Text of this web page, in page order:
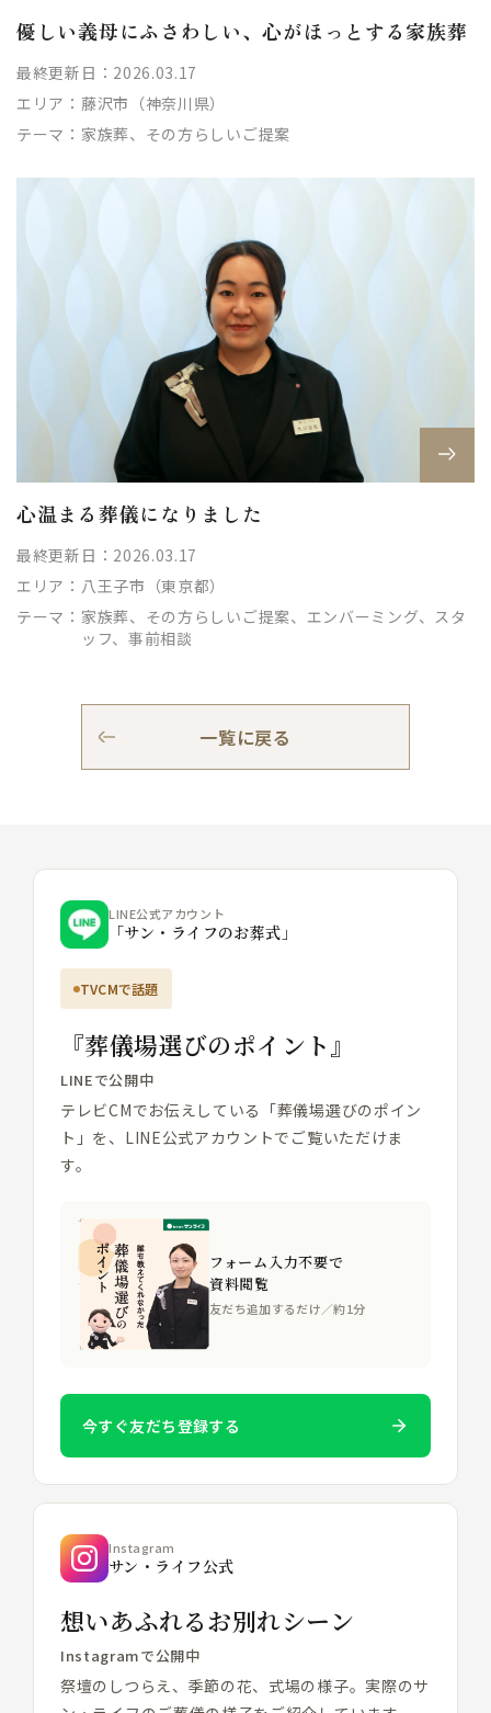
優しい義母にふさわしい、心がほっとする家族葬
最終更新日：2026.03.17
エリア： 藤沢市（神奈川県）
テーマ： 家族葬、その方らしいご提案
心温まる葬儀になりました
最終更新日：2026.03.17
エリア： 八王子市（東京都）
テーマ： 家族葬、その方らしいご提案、エンバーミング、スタ
ッフ、事前相談
一覧に戻る
LINE公式アカウント
「サン・ライフのお葬式」
TVCMで話題
『葬儀場選びのポイント』
LINEで公開中
テレビCMでお伝えしている「葬儀場選びのポイン
ト」を、LINE公式アカウントでご覧いただけま
す。
フォーム入力不要で
資料閲覧
友だち追加するだけ／約1分
今すぐ友だち登録する
Instagram
サン・ライフ公式
想いあふれるお別れシーン
Instagramで公開中
祭壇のしつらえ、季節の花、式場の様子。実際のサ